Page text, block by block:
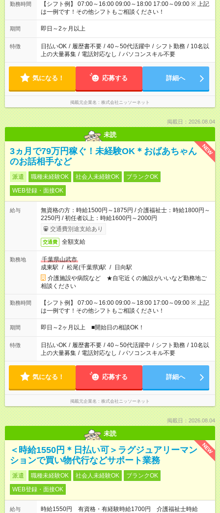
勤務時間
【シフト例】 07:00～16:00 09:00～18:00 17:00～09:00 ※ 上記
は一例です！その他シフトもご相談ください！
期間 即日～2ヶ月以上
特徴 日払いOK / 履歴書不要 / 40～50代活躍中 / シフト勤務 / 10名以
上の大量募集 / 電話対応なし / パソコンスキル不要
気になる！ 応募する 詳細へ
掲載元企業名 株式会社ニッソーネット
掲載日：2026.08.04
未読
NEW
3ヵ月で79万円稼ぐ！未経験OK＊おばあちゃん
のお話相手など
派遣 職種未経験OK 社会人未経験OK
ブランクOK
WEB登録・面接OK
給与
無資格の方：時給1500円～1875円 / 介護福祉士：時給1800円～
2250円 / 初任者以上：時給1600円～2000円
交通費別途支給あり
交通費 全額支給
勤務地
千葉県山武市
成東駅 / 松尾(千葉県)駅 / 日向駅
介護施設や病院など ★自宅近くの施設がいいなど勤務地ご
相談ください
勤務時間
【シフト例】 07:00～16:00 09:00～18:00 17:00～09:00 ※ 上記
は一例です！その他シフトもご相談ください！
期間 即日～2ヶ月以上 ■開始日の相談OK！
特徴 日払いOK / 履歴書不要 / 40～50代活躍中 / シフト勤務 / 10名以
上の大量募集 / 電話対応なし / パソコンスキル不要
気になる！ 応募する 詳細へ
掲載元企業名 株式会社ニッソーネット
掲載日：2026.08.04
未読
NEW
＜時給1550円＊日払い可＞ラグジュアリーマン
ションで買い物代行などサポート業務
派遣 職種未経験OK 社会人未経験OK
ブランクOK
WEB登録・面接OK
給与
時給1550円 有資格・有経験時給1700円 介護福祉士時給